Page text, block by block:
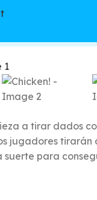
a tirar dados
jugadores
para